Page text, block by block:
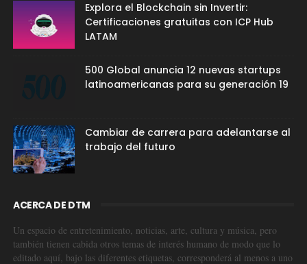
Explora el Blockchain sin Invertir:
Certificaciones gratuitas con ICP Hub
LATAM
500 Global anuncia 12 nuevas startups
latinoamericanas para su generación 19
Cambiar de carrera para adelantarse al
trabajo del futuro
ACERCA DE DTM
Un espacio de entretenimiento, noticias, arte, cultura y música, pero
también tienen cabida otros temas de interés humano de modo que lo
editado aquí, bajo las diferentes etiquetas, corresponderá al menos a uno